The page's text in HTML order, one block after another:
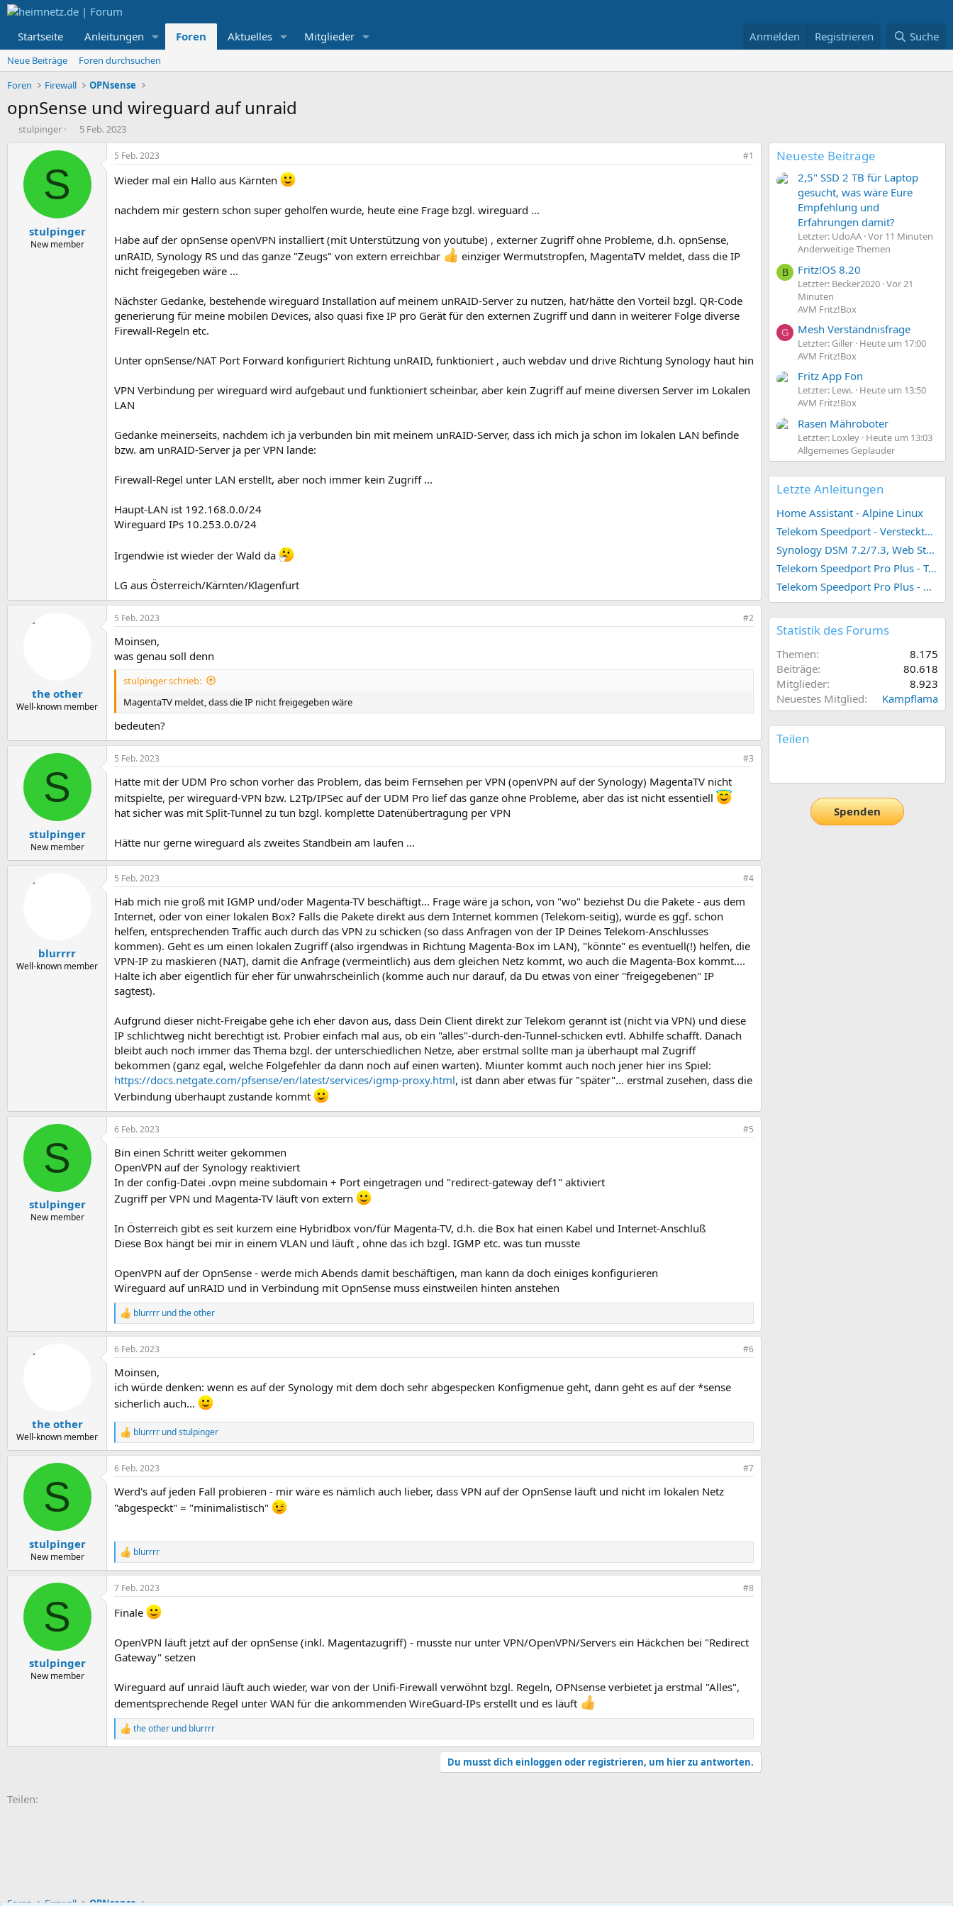
Startseite Anleitungen Foren Aktuelles Mitglieder Anmelden Registrieren Suche
Neue Beiträge
Foren durchsuchen
Foren
Firewall OPNsense
opnSense und wireguard auf unraid
E
stulpinger
E
a
m
5 Feb. 2023
S
stulpinger
New member
5 Feb. 2023 #1
Wieder mal ein Hallo aus Kärnten
nachdem mir gestern schon super geholfen wurde, heute eine Frage bzgl. wireguard ...
Habe auf der opnSense openVPN installiert (mit Unterstützung von youtube) , externer Zugriff ohne Probleme, d.h. opnSense,
unRAID, Synology RS und das ganze "Zeugs" von extern erreichbar
einziger Wermutstropfen, MagentaTV meldet, dass die IP
nicht freigegeben wäre ...
Nächster Gedanke, bestehende wireguard Installation auf meinem unRAID-Server zu nutzen, hat/hätte den Vorteil bzgl. QR-Code
generierung für meine mobilen Devices, also quasi fixe IP pro Gerät für den externen Zugriff und dann in weiterer Folge diverse
Firewall-Regeln etc.
Unter opnSense/NAT Port Forward konfiguriert Richtung unRAID, funktioniert , auch webdav und drive Richtung Synology haut hin
VPN Verbindung per wireguard wird aufgebaut und funktioniert scheinbar, aber kein Zugriff auf meine diversen Server im Lokalen
LAN
Gedanke meinerseits, nachdem ich ja verbunden bin mit meinem unRAID-Server, dass ich mich ja schon im lokalen LAN befinde
bzw. am unRAID-Server ja per VPN lande:
Firewall-Regel unter LAN erstellt, aber noch immer kein Zugriff ...
Haupt-LAN ist 192.168.0.0/24
Wireguard IPs 10.253.0.0/24
Irgendwie ist wieder der Wald da
LG aus Österreich/Kärnten/Klagenfurt
the other
Well-known member
5 Feb. 2023 #2
Moinsen,
was genau soll denn
stulpinger schrieb:
MagentaTV meldet, dass die IP nicht freigegeben wäre
bedeuten?
S
stulpinger
New member
5 Feb. 2023 #3
Hatte mit der UDM Pro schon vorher das Problem, das beim Fernsehen per VPN (openVPN auf der Synology) MagentaTV nicht
mitspielte, per wireguard-VPN bzw. L2Tp/IPSec auf der UDM Pro lief das ganze ohne Probleme, aber das ist nicht essentiell
hat sicher was mit Split-Tunnel zu tun bzgl. komplette Datenübertragung per VPN
Hätte nur gerne wireguard als zweites Standbein am laufen ...
blurrrr
Well-known member
5 Feb. 2023 #4
Hab mich nie groß mit IGMP und/oder Magenta-TV beschäftigt... Frage wäre ja schon, von "wo" beziehst Du die Pakete - aus dem
Internet, oder von einer lokalen Box? Falls die Pakete direkt aus dem Internet kommen (Telekom-seitig), würde es ggf. schon
helfen, entsprechenden Traffic auch durch das VPN zu schicken (so dass Anfragen von der IP Deines Telekom-Anschlusses
kommen). Geht es um einen lokalen Zugriff (also irgendwas in Richtung Magenta-Box im LAN), "könnte" es eventuell(!) helfen, die
VPN-IP zu maskieren (NAT), damit die Anfrage (vermeintlich) aus dem gleichen Netz kommt, wo auch die Magenta-Box kommt....
Halte ich aber eigentlich für eher für unwahrscheinlich (komme auch nur darauf, da Du etwas von einer "freigegebenen" IP
sagtest).
Aufgrund dieser nicht-Freigabe gehe ich eher davon aus, dass Dein Client direkt zur Telekom gerannt ist (nicht via VPN) und diese
IP schlichtweg nicht berechtigt ist. Probier einfach mal aus, ob ein "alles"-durch-den-Tunnel-schicken evtl. Abhilfe schafft. Danach
bleibt auch noch immer das Thema bzgl. der unterschiedlichen Netze, aber erstmal sollte man ja überhaupt mal Zugriff
bekommen (ganz egal, welche Folgefehler da dann noch auf einen warten). Miunter kommt auch noch jener hier ins Spiel:
https://docs.netgate.com/pfsense/en/latest/services/igmp-proxy.html, ist dann aber etwas für "später"... erstmal zusehen, dass die
Verbindung überhaupt zustande kommt
S
stulpinger
New member
6 Feb. 2023 #5
Bin einen Schritt weiter gekommen
OpenVPN auf der Synology reaktiviert
In der config-Datei .ovpn meine subdomain + Port eingetragen und "redirect-gateway def1" aktiviert
Zugriff per VPN und Magenta-TV läuft von extern
In Österreich gibt es seit kurzem eine Hybridbox von/für Magenta-TV, d.h. die Box hat einen Kabel und Internet-Anschluß
Diese Box hängt bei mir in einem VLAN und läuft , ohne das ich bzgl. IGMP etc. was tun musste
OpenVPN auf der OpnSense - werde mich Abends damit beschäftigen, man kann da doch einiges konfigurieren
Wireguard auf unRAID und in Verbindung mit OpnSense muss einstweilen hinten anstehen
R
e
a
k
i
o
e
n
blurrrr undthe other
the other
Well-known member
6 Feb. 2023 #6
Moinsen,
ich würde denken: wenn es auf der Synology mit dem doch sehr abgespecken Konfigmenue geht, dann geht es auf der *sense
sicherlich auch...
R
e
a
k
i
o
n
blurrrr undstulpinger
S
stulpinger
New member
6 Feb. 2023 #7
Werd's auf jeden Fall probieren - mir wäre es nämlich auch lieber, dass VPN auf der OpnSense läuft und nicht im lokalen Netz
"abgespeckt" = "minimalistisch"
R
e
a
k
i
e
n
blurrrr
S
stulpinger
New member
7 Feb. 2023 #8
Finale
OpenVPN läuft jetzt auf der opnSense (inkl. Magentazugriff) - musste nur unter VPN/OpenVPN/Servers ein Häckchen bei "Redirect
Gateway" setzen
Wireguard auf unraid läuft auch wieder, war von der Unifi-Firewall verwöhnt bzgl. Regeln, OPNsense verbietet ja erstmal "Alles",
dementsprechende Regel unter WAN für die ankommenden WireGuard-IPs erstellt und es läuft
R
e
the other und blurrrr
Du musst dich einloggen oder registrieren, um hier zu antworten.
Teilen:
Neueste Beiträge
2,5" SSD 2 TB für Laptop
gesucht, was wäre Eure
Empfehlung und
Erfahrungen damit?
Letzter: UdoAA Vor 11 Minuten
Anderweitige Themen
B Fritz!OS 8.20
Letzter: Becker2020 Vor 21
Minuten
AVM Fritz!Box
G Mesh Verständnisfrage
Letzter: Giller Heute um 17:00
AVM Fritz!Box
Fritz App Fon
Letzter: Lewi. Heute um 13:50
AVM Fritz!Box
Rasen Mähroboter
Letzter: Loxley Heute um 13:03
Allgemeines Geplauder
Letzte Anleitungen
Home Assistant - Alpine Linux
Telekom Speedport - Versteckte Konfigurationen
Synology DSM 7.2/7.3, Web Station 4, Webdienst und Webportal erstellen (ehemals vHost)
Telekom Speedport Pro Plus - Telefonie einrichten
Telekom Speedport Pro Plus - Netzwerk einrichten
Statistik des Forums
Themen
8.175
Beiträge
80.618
Mitglieder
8.923
Neuestes Mitglied
Kampflama
Teilen
Spenden
Foren Firewall OPNsense